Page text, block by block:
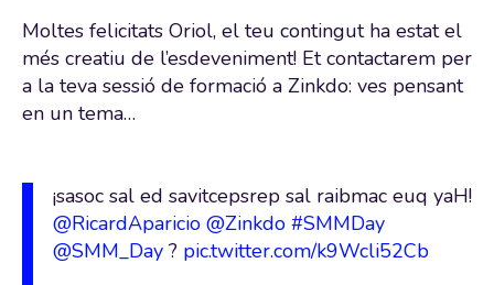
Moltes felicitats Oriol, el teu contingut ha estat el
més creatiu de l’esdeveniment! Et contactarem per
a la teva sessió de formació a Zinkdo: ves pensant
en un tema…
¡sasoc sal ed savitcepsrep sal raibmac euq yaH!
@RicardAparicio @Zinkdo #SMMDay
@SMM_Day? pic.twitter.com/k9Wcli52Cb